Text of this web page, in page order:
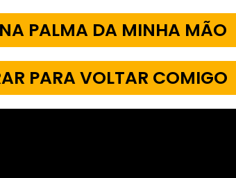
PALMA DA MINHA MÃO
PARA VOLTAR COMIGO